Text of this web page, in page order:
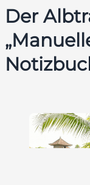
Der